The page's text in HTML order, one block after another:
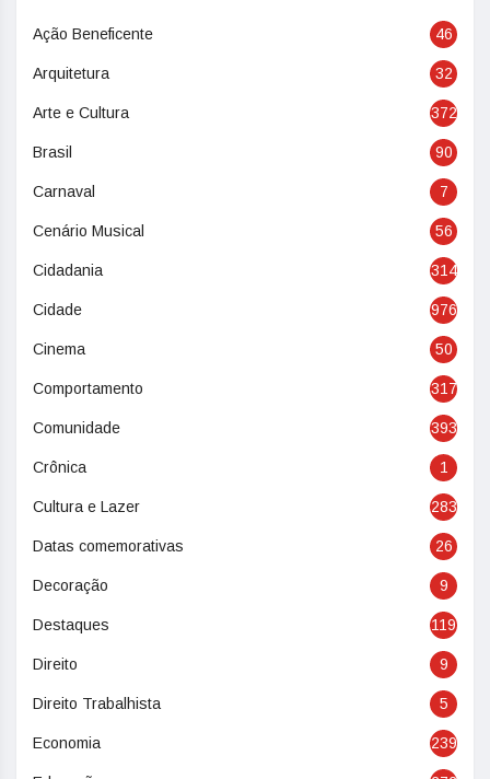
Ação Beneficente 46
Arquitetura 32
Arte e Cultura 372
Brasil 90
Carnaval 7
Cenário Musical 56
Cidadania 314
Cidade 976
Cinema 50
Comportamento 317
Comunidade 393
Crônica 1
Cultura e Lazer 283
Datas comemorativas 26
Decoração 9
Destaques 119
Direito 9
Direito Trabalhista 5
Economia 239